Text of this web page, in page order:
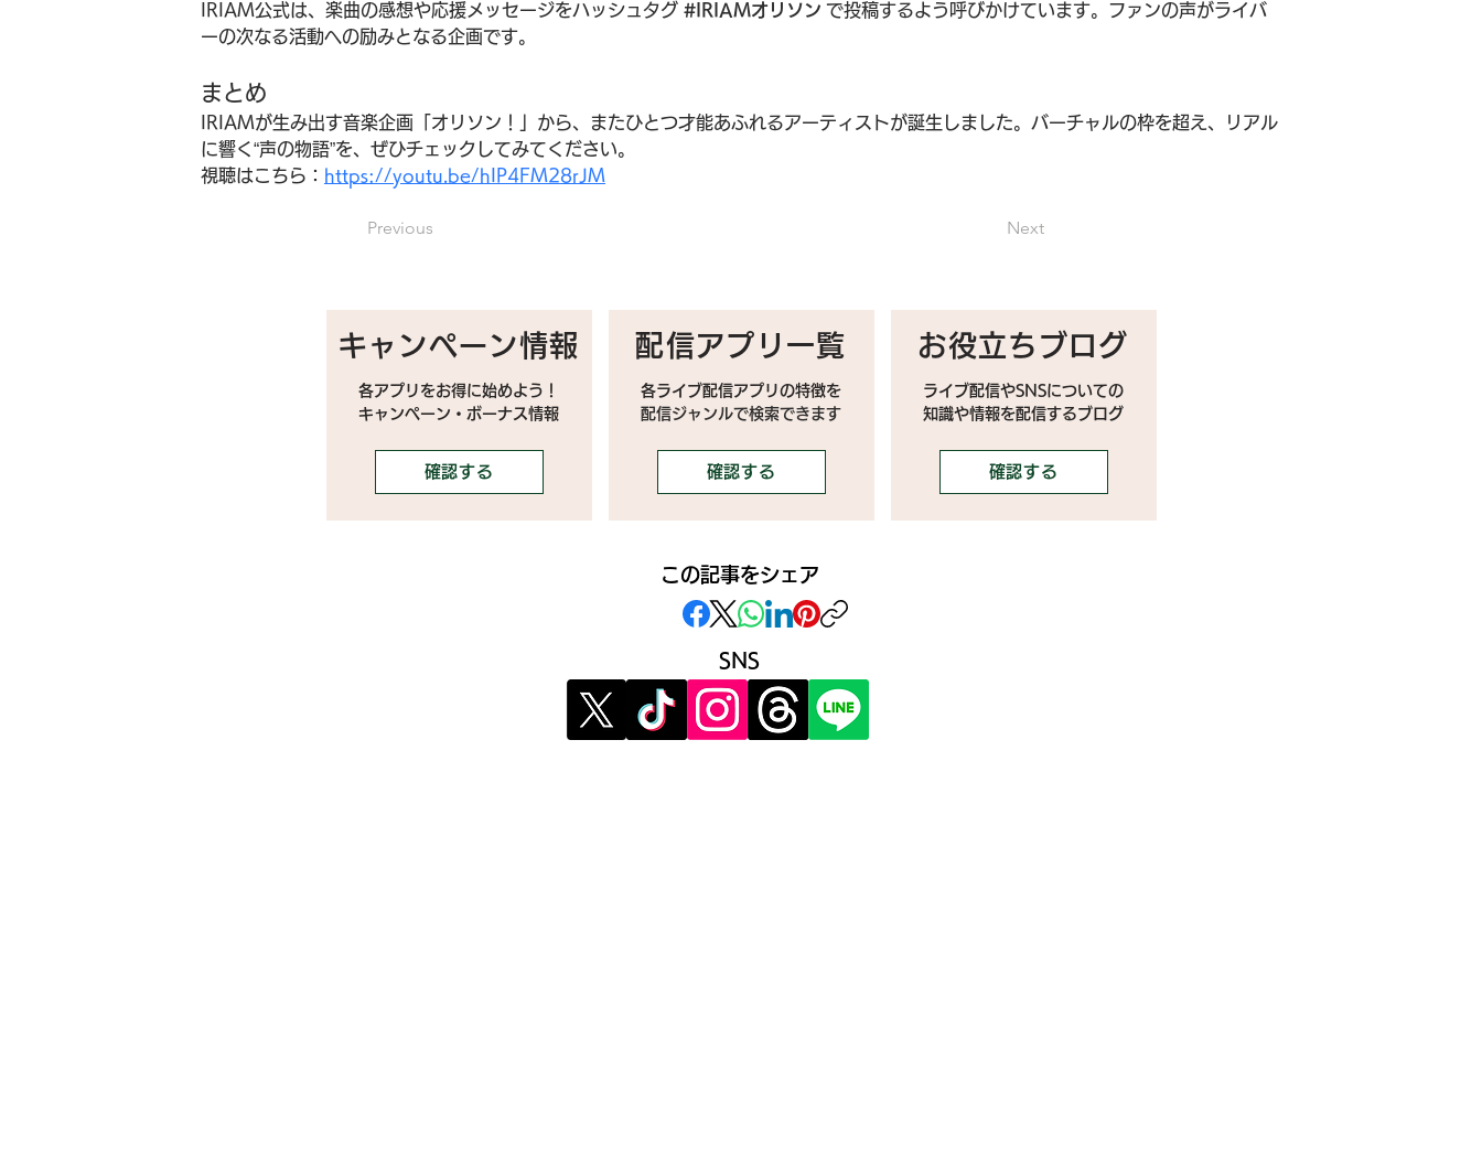
IRIAM公式は、楽曲の感想や応援メッセージをハッシュタグ #IRIAMオリソン で投稿するよう呼びかけています。ファンの声がライバ
ーの次なる活動への励みとなる企画です。
まとめ
IRIAMが生み出す音楽企画「オリソン！」から、またひとつ才能あふれるアーティストが誕生しました。バーチャルの枠を超え、リアル
に響く“声の物語”を、ぜひチェックしてみてください。
視聴はこちら： https://youtu.be/hIP4FM28rJM
Previous Next
キャンペーン情報
各アプリをお得に始めよう！
キャンペーン・ボーナス情報
確認する
配信アプリ一覧
各ライブ配信アプリの特徴を
配信ジャンルで検索できます
確認する
お役立ちブログ
ライブ配信やSNSについての
​知識や情報を配信するブログ
確認する
この記事をシェア
SNS